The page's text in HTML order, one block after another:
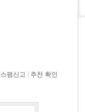
스팸신고 추천 확인